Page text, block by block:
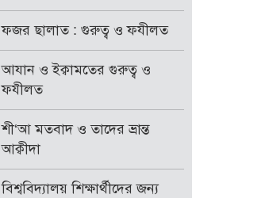
ফজর ছালাত : গুরুত্ব ও ফযীলত
আযান ও ইক্বামতের গুরুত্ব ও
ফযীলত
শী‘আ মতবাদ ও তাদের ভ্রান্ত
আক্বীদা
বিশ্ববিদ্যালয় শিক্ষার্থীদের জন্য